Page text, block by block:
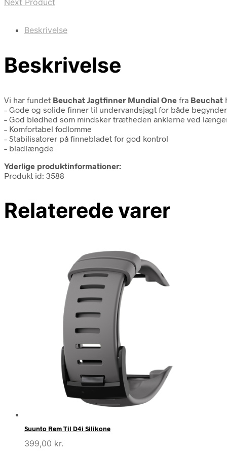
Beskrivelse
Beskrivelse
Vi har fundet Beuchat Jagtfinner Mundial One fra Beuchat
– Gode og solide finner til undervandsjagt for både
– God blødhed som mindsker trætheden anklerne ved
– Komfortabel fodlomme
– Stabilisatorer på finnebladet for god kontrol
– bladlængde
Yderlige produktinformationer:
Produkt id: 3588
Relaterede varer
Suunto Rem Til D4i Silikone
399,00 kr.